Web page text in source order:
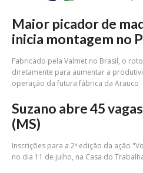
Maior picador de
inicia montagem no
Fabricado pela Valmet no Brasil, o
diretamente para aumentar a
operação da futura fábrica da Arauco
Suzano abre 45
(MS)
Inscrições para a 2ª edição da ação
no dia 11 de julho, na Casa do